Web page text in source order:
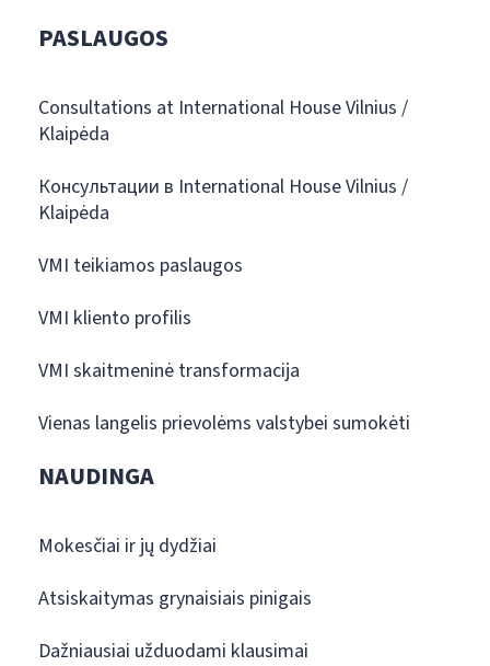
PASLAUGOS
Consultations at International House Vilnius /
Klaipėda
Консультации в International House Vilnius /
Klaipėda
VMI teikiamos paslaugos
VMI kliento profilis
VMI skaitmeninė transformacija
Vienas langelis prievolėms valstybei sumokėti
NAUDINGA
Mokesčiai ir jų dydžiai
Atsiskaitymas grynaisiais pinigais
Dažniausiai užduodami klausimai